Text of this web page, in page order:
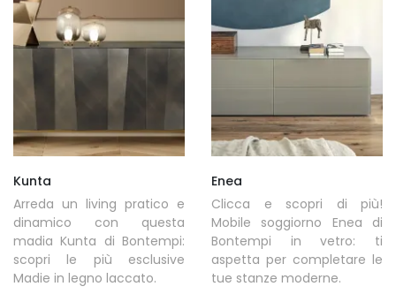
Kunta
Arreda un living pratico e
dinamico con questa
madia Kunta di Bontempi:
scopri le più esclusive
Madie in legno laccato.
Enea
Clicca e scopri di più!
Mobile soggiorno Enea di
Bontempi in vetro: ti
aspetta per completare le
tue stanze moderne.